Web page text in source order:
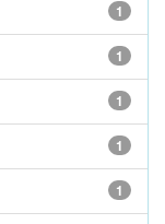
1
1
1
1
1